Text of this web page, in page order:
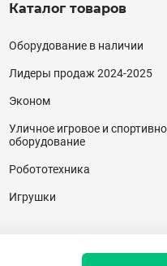
Каталог товаров
Каталог
(подвал)
Оборудование в наличии
Лидеры продаж 2024-2025
Эконом
Уличное игровое и
оборудование
Робототехника
Игрушки